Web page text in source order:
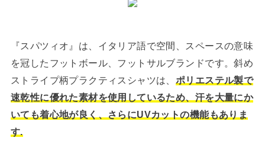
『スパツィオ』は、イタリア語で空間、スペースの意味
を冠したフットボール、フットサルブランドです。斜め
ストライプ柄プラクティスシャツは、 ポリエステル製で
速乾性に優れた素材を使用しているため、汗を大量にか
いても着心地が良く、さらにUVカットの機能もありま
す.